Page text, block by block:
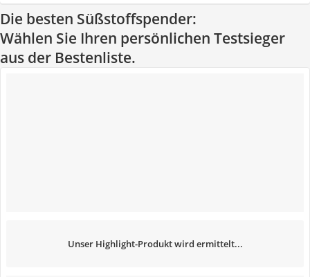
Die besten Süßstoffspender:
Wählen Sie Ihren persönlichen Testsieger
aus der Bestenliste.
Unser Highlight-Produkt wird ermittelt...